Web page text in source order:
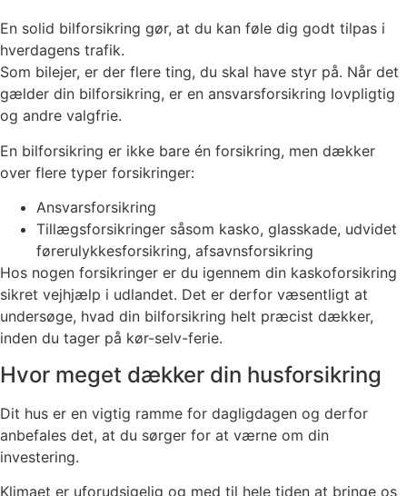
En solid bilforsikring gør, at du kan føle dig godt tilpas i
hverdagens trafik.
Som bilejer, er der flere ting, du skal have styr på. Når det
gælder din bilforsikring, er en ansvarsforsikring lovpligtig
og andre valgfrie.
En bilforsikring er ikke bare én forsikring, men dækker
over flere typer forsikringer:
Ansvarsforsikring
Tillægsforsikringer såsom kasko, glasskade, udvidet
førerulykkesforsikring, afsavnsforsikring
Hos nogen forsikringer er du igennem din kaskoforsikring
sikret vejhjælp i udlandet. Det er derfor væsentligt at
undersøge, hvad din bilforsikring helt præcist dækker,
inden du tager på kør-selv-ferie.
Hvor meget dækker din husforsikring
Dit hus er en vigtig ramme for dagligdagen og derfor
anbefales det, at du sørger for at værne om din
investering.
Klimaet er uforudsigelig og med til hele tiden at bringe os